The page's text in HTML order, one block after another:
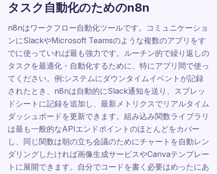
タスク自動化のためのn8n
n8nはワークフロー自動化ツールです。コミュニケーショ
ンにSlackやMicrosoft Teamsのような複数のアプリをす
でに使っていれば最も強力です。ルーチン的で繰り返しの
タスクを最適化・自動化するために、特にアプリ間で使っ
てください。例:システムにダウンタイムイベントが記録
されたとき、n8nは自動的にSlack通知を送り、スプレッ
ドシートに記録を追加し、最新メトリクスでリアルタイム
ダッシュボードを更新できます。組み込み関数ライブラリ
は最も一般的なAPIエンドポイントのほとんどをカバー
し、同じ関数は朝の立ち会議のためにチャートを自動レン
ダリングしたければ画像生成サービスやCanvaテンプレー
トに展開できます。自分でコードを書く必要はめったにあ